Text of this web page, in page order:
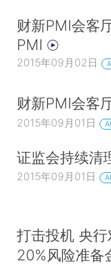
财新PMI会客
PMI
2015年09月02日
财新PMI会客
2015年09月01日
证监会持续清
2015年09月01日
打击投机 央
20%风险准备